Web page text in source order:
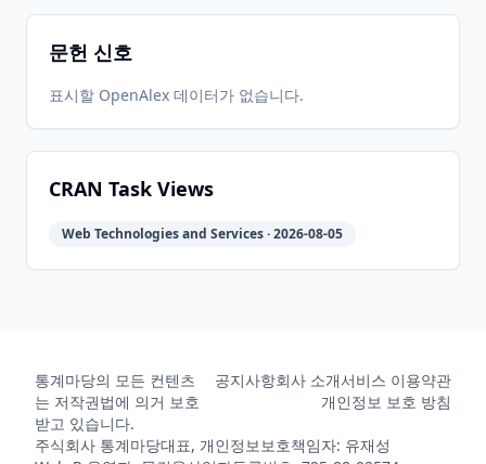
CRAN
3.98-
2018-08-
2026-
2026-
1.15
10
05-31
05-31
1.14
09
05-31
05-31
CRAN
3.98-
2018-08-
2026-
문헌 신호
표시할 OpenAlex 데이터가 없습니다.
CRAN Task Views
Web Technologies and Services · 2026-08-05
통계마당의 모든 컨텐츠
는 저작권법에 의거 보호
받고 있습니다.
공지사항회사 소개서비스 이용약관
개인정보 보호 방침
주식회사 통계마당대표, 개인정보보호책임자: 유재성